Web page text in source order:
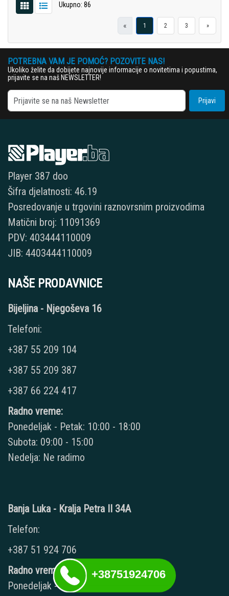
Ukupno: 86
« 1 2 3 »
POTREBNA VAM JE POMOĆ? POZOVITE NAS!
Ukoliko želite da dobijete najnovije informacije o novitetima i popustima,
prijavite se na naš NEWSLETTER!
Prijavi
Player 387 doo
Šifra djelatnosti: 46.19
Posredovanje u trgovini raznovrsnim proizvodima
Matični broj: 11091369
PDV: 403444110009
JIB: 4403444110009
NAŠE PRODAVNICE
Bijeljina - Njegoševa 16
Telefoni:
+387 55 209 104
+387 55 209 387
+387 66 224 417
Radno vreme:
Ponedeljak - Petak: 10:00 - 18:00
Subota: 09:00 - 15:00
Nedelja: Ne radimo
Banja Luka - Kralja Petra II 34A
Telefon:
+387 51 924 706
Radno vreme:
Ponedeljak - Petak: 09:00 - 20:00
+38751924706